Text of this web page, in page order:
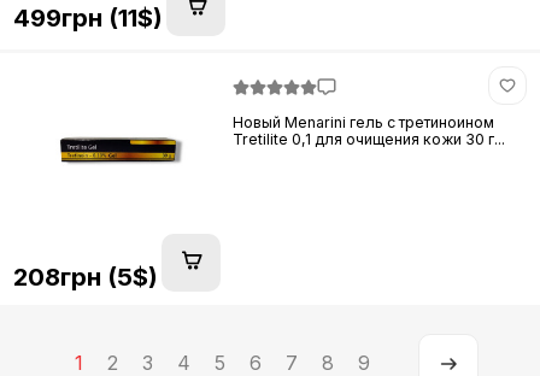
499грн (11$)
Новый Menarini гель с третиноином
Tretilite 0,1 для очищения кожи 30 г...
208грн (5$)
1 2 3 4 5 6 7 8 9